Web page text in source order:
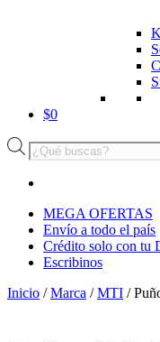
$0
Búsqueda
de
MEGA OFERTAS
Envío a todo el país
Crédito solo con tu
Escribinos
Inicio /Marca /MTI /